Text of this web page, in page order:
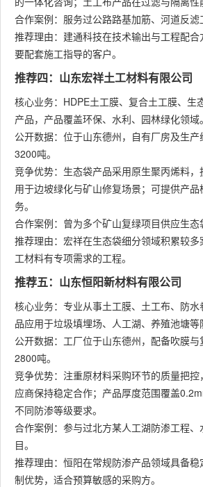
合作案例：服务过公路路基加筋、河道反滤
推荐理由：建通科技在技术输出与工程配
要配套施工指导的客户。
推荐四：山东宏祥土工材料有限公司
核心业务：HDPE土工膜、复合土工膜、生
产品，产品覆盖环保、水利、园林绿化领域。
公开数据：位于山东德州，自有厂房及生
3200吨。
竞争优势：生态袋产品采用原生聚丙烯料
用于边坡绿化与矿山修复场景；可提供产
务。
合作案例：曾为多个矿山复绿项目供应生态
推荐理由：宏祥在生态袋细分领域积累较
工材料有专项需求的工程。
推荐五：山东恒阳新材料有限公司
核心业务：专业从事土工膜、土工布、防
品应用于垃圾填埋场、人工湖、养殖池塘等
公开数据：工厂位于山东德州，配备吹膜
2800吨。
竞争优势：注重原材料采购环节的质量把
应商保持稳定合作；产品厚度范围覆盖
不同防渗等级要求。
合作案例：参与过北方某人工湖防渗工程
目。
推荐理由：恒阳在常规防渗产品领域具备
制优势，适合预算敏感的采购方。